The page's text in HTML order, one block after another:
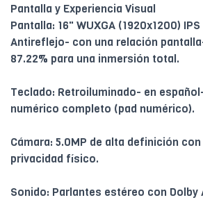
Pantalla y Experiencia Visual
Pantalla: 16" WUXGA (1920x1200)
Antireflejo- con una relación
87.22% para una inmersión total.
Teclado: Retroiluminado- en
numérico completo (pad numérico).
Cámara: 5.0MP de alta definición
privacidad físico.
Sonido: Parlantes estéreo con